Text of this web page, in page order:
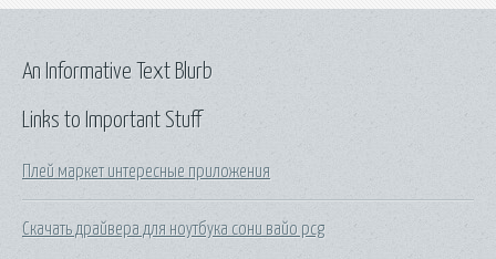
Links to Important Stuff
Плей маркет интересные приложения
Скачать драйвера для ноутбука сони вайо pcg
An Informative Text Blurb